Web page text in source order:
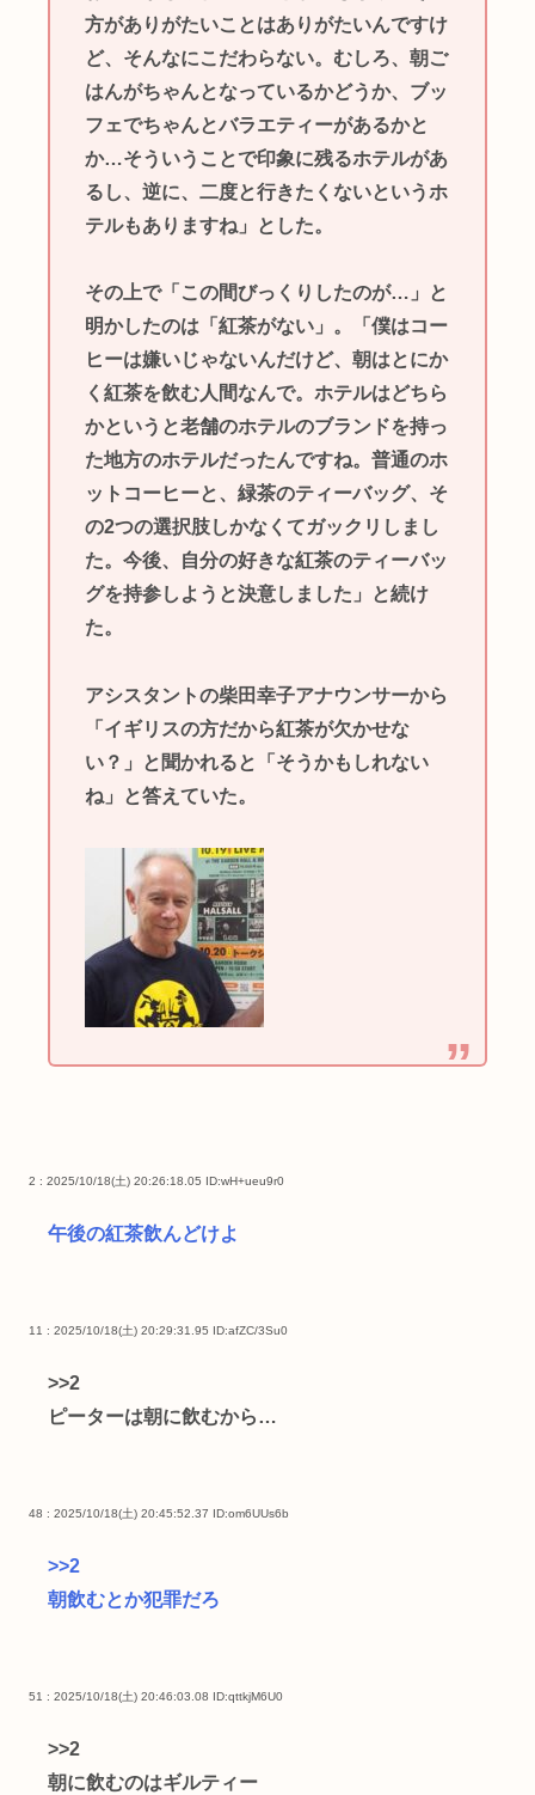
方がありがたいことはありがたいんですけ
ど、そんなにこだわらない。むしろ、朝ご
はんがちゃんとなっているかどうか、ブッ
フェでちゃんとバラエティーがあるかと
か…そういうことで印象に残るホテルがあ
るし、逆に、二度と行きたくないというホ
テルもありますね」とした。
その上で「この間びっくりしたのが…」と
明かしたのは「紅茶がない」。「僕はコー
ヒーは嫌いじゃないんだけど、朝はとにか
く紅茶を飲む人間なんで。ホテルはどちら
かというと老舗のホテルのブランドを持っ
た地方のホテルだったんですね。普通のホ
ットコーヒーと、緑茶のティーバッグ、そ
の2つの選択肢しかなくてガックリしまし
た。今後、自分の好きな紅茶のティーバッ
グを持参しようと決意しました」と続け
た。
アシスタントの柴田幸子アナウンサーから
「イギリスの方だから紅茶が欠かせな
い？」と聞かれると「そうかもしれない
ね」と答えていた。
2 : 2025/10/18(土) 20:26:18.05 ID:wH+ueu9r0
午後の紅茶飲んどけよ
11 : 2025/10/18(土) 20:29:31.95 ID:afZC/3Su0
>>2
ピーターは朝に飲むから…
48 : 2025/10/18(土) 20:45:52.37 ID:om6UUs6b
>>2
朝飲むとか犯罪だろ
51 : 2025/10/18(土) 20:46:03.08 ID:qttkjM6U0
>>2
朝に飲むのはギルティー